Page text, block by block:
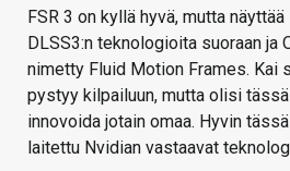
FSR 3 on kyllä hyvä, mutta
DLSS3:n teknologioita suoraan ja
nimetty Fluid Motion Frames. Kai
pystyy kilpailuun, mutta olisi
innovoida jotain omaa. Hyvin
laitettu Nvidian vastaavat